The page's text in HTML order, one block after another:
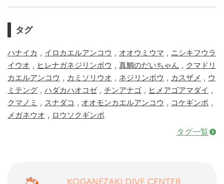
タグ
ハナイカ , イロカエルアンコウ , オオウミウマ , ニシキフウラ
イウオ , ヒレナガネジリンボウ , 真鯛のだいちゃん , クマドリ
カエルアンコウ , カミソリウオ , ネジリンボウ , カスザメ , ウ
ミテング , ハダカハオコゼ, チンアナゴ , ヒメアゴアマダイ ,
クマノミ , スナダコ , オオモンカエルアンコウ , コケギンポ ,
メガネウオ , ロウソクギンポ
タグ一覧